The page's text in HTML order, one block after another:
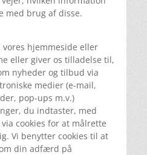
med brug af disse.
hjemmeside eller
eller giver os tilladelse til,
nyheder og tilbud via
medier (e-mail,
pop-ups m.v.)
du indtaster, med
cookies for at målrette
Vi benytter cookies til at
din adfærd på